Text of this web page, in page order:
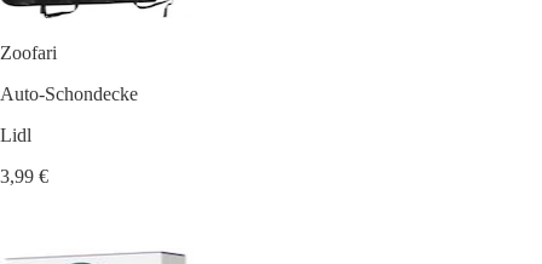
Zoofari
Auto-Schondecke
Lidl
3,99 €